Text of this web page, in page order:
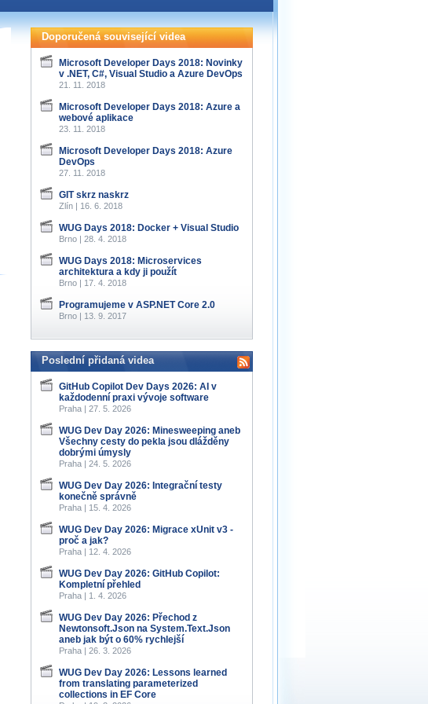
Doporučená související videa
Microsoft Developer Days 2018: Novinky
v .NET, C#, Visual Studio a Azure DevOps
21. 11. 2018
Microsoft Developer Days 2018: Azure a
webové aplikace
23. 11. 2018
Microsoft Developer Days 2018: Azure
DevOps
27. 11. 2018
GIT skrz naskrz
Zlín | 16. 6. 2018
WUG Days 2018: Docker + Visual Studio
Brno | 28. 4. 2018
WUG Days 2018: Microservices
architektura a kdy ji použít
Brno | 17. 4. 2018
Programujeme v ASP.NET Core 2.0
Brno | 13. 9. 2017
Poslední přidaná videa
GitHub Copilot Dev Days 2026: AI v
každodenní praxi vývoje software
Praha | 27. 5. 2026
WUG Dev Day 2026: Minesweeping aneb
Všechny cesty do pekla jsou dlážděny
dobrými úmysly
Praha | 24. 5. 2026
WUG Dev Day 2026: Integrační testy
konečně správně
Praha | 15. 4. 2026
WUG Dev Day 2026: Migrace xUnit v3 -
proč a jak?
Praha | 12. 4. 2026
WUG Dev Day 2026: GitHub Copilot:
Kompletní přehled
Praha | 1. 4. 2026
WUG Dev Day 2026: Přechod z
Newtonsoft.Json na System.Text.Json
aneb jak být o 60% rychlejší
Praha | 26. 3. 2026
WUG Dev Day 2026: Lessons learned
from translating parameterized
collections in EF Core